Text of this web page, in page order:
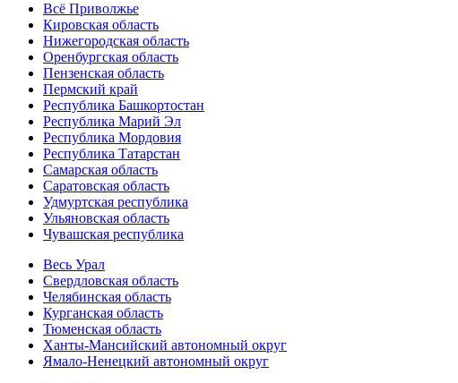
Всё Приволжье
Кировская область
Нижегородская область
Оренбургская область
Пензенская область
Пермский край
Республика Башкортостан
Республика Марий Эл
Республика Мордовия
Республика Татарстан
Самарская область
Саратовская область
Удмуртская республика
Ульяновская область
Чувашская республика
Весь Урал
Свердловская область
Челябинская область
Курганская область
Тюменская область
Ханты-Мансийский автономный округ
Ямало-Ненецкий автономный округ